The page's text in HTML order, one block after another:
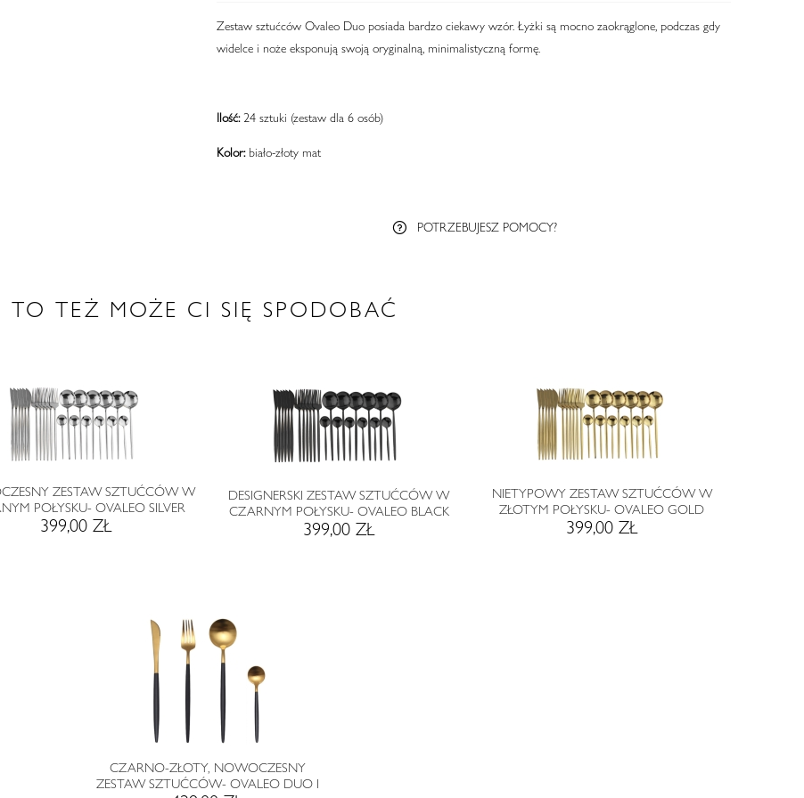
Zestaw sztućców Ovaleo Duo posiada bardzo ciekawy wzór. Łyżki są mocno zaokrąglone, podczas gdy
widelce i noże eksponują swoją oryginalną, minimalistyczną formę.
Ilość:24 sztuki (zestaw dla 6 osób)
Kolor:biało-złoty mat
POTRZEBUJESZ POMOCY?
TO TEŻ MOŻE CI SIĘ SPODOBAĆ
ZESTAW SZTUĆCÓW W
POŁYSKU- OVALEO SILVER
399,00 ZŁ
DESIGNERSKI ZESTAW SZTUĆCÓW W
CZARNYM POŁYSKU- OVALEO BLACK
399,00 ZŁ
NIETYPOWY ZESTAW SZTUĆCÓW W
ZŁOTYM POŁYSKU- OVALEO GOLD
399,00 ZŁ
CZARNO-ZŁOTY, NOWOCZESNY
ZESTAW SZTUĆCÓW- OVALEO DUO I